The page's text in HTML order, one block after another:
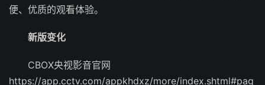
便、优质的观看体验。
新版变化
CBOX央视影音官网
https://app.cctv.com/appkhdxz/more/index.shtml#pag